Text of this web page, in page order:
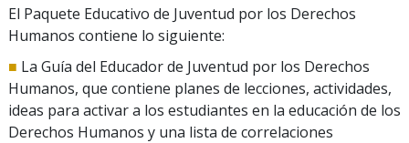
El Paquete Educativo de Juventud por los Derechos
Humanos contiene lo siguiente:
■ La Guía del Educador de Juventud por los Derechos
Humanos, que contiene planes de lecciones, actividades,
ideas para activar a los estudiantes en la educación de los
Derechos Humanos y una lista de correlaciones